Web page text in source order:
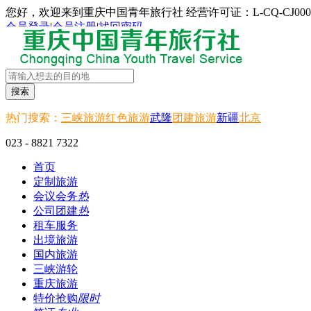
您好，欢迎来到重庆中国青年旅行社 经营许可证：L-CQ-
会员登录|会员注册|找回密码
搜索
热门搜索： 三峡旅游红色旅游武隆团建旅游新疆北京
023 - 8821 7322
首页
定制旅游
会议会务热
公司团建热
租车服务
出境旅游
国内旅游
三峡游轮
重庆旅游
特价抢购限时